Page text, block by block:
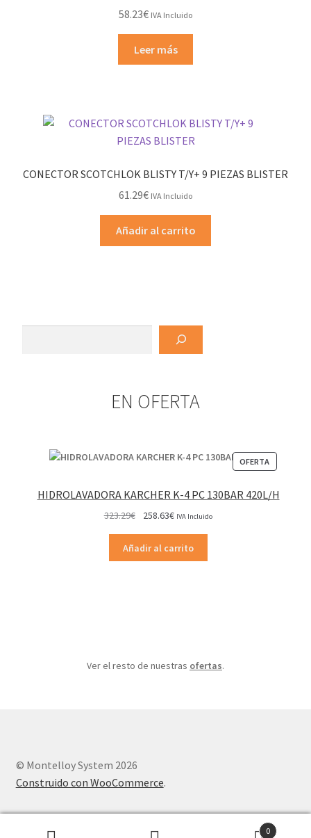
58.23€ IVA Incluido
Leer más
CONECTOR SCOTCHLOK BLISTY T/Y+ 9 PIEZAS BLISTER
61.29€ IVA Incluido
Añadir al carrito
EN OFERTA
OFERTA
EN
HIDROLAVADORA KARCHER K-4 PC 130BAR 420L/H
323.29€
original
era:
258.63€El
actual
es:
IVA Incluido
Añadir al carrito
Ver el resto de nuestras ofertas.
© Montelloy System 2026
Construido con WooCommerce.
0